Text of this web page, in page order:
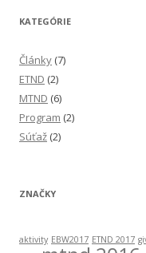
KATEGÓRIE
Články (7)
ETND (2)
MTND (6)
Program (2)
Súťaž (2)
ZNAČKY
aktivity EBW2017 ETND 2017